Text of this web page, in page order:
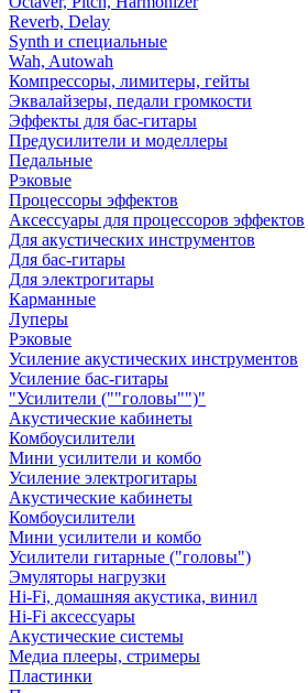
Reverb, Delay
Synth и специальные
Wah, Autowah
Компрессоры, лимитеры, гейты
Эквалайзеры, педали громкости
Эффекты для бас-гитары
Предусилители и моделлеры
Педальные
Рэковые
Процессоры эффектов
Аксессуары для процессоров эффектов
Для акустических инструментов
Для бас-гитары
Для электрогитары
Карманные
Луперы
Рэковые
Усиление акустических инструментов
Усиление бас-гитары
"Усилители (""головы"")"
Акустические кабинеты
Комбоусилители
Мини усилители и комбо
Усиление электрогитары
Акустические кабинеты
Комбоусилители
Мини усилители и комбо
Усилители гитарные ("головы")
Эмуляторы нагрузки
Hi-Fi, домашняя акустика, винил
Hi-Fi аксессуары
Акустические системы
Медиа плееры, стримеры
Пластинки